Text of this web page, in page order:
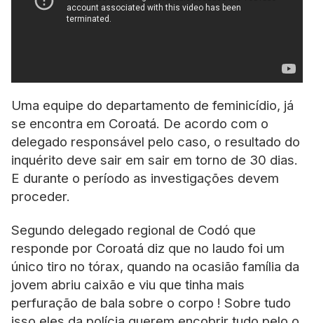
Uma equipe do departamento de feminicídio, já
se encontra em Coroatá. De acordo com o
delegado responsável pelo caso, o resultado do
inquérito deve sair em sair em torno de 30 dias.
E durante o período as investigações devem
proceder.
Segundo delegado regional de Codó que
responde por Coroatá diz que no laudo foi um
único tiro no tórax, quando na ocasião família da
jovem abriu caixão e viu que tinha mais
perfuração de bala sobre o corpo ! Sobre tudo